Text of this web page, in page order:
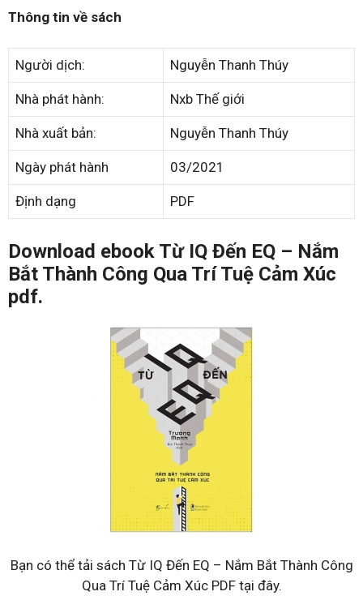
Thông tin về sách
Người dịch: Nguyễn Thanh Thúy
Nhà phát hành: Nxb Thế giới
Nhà xuất bản: Nguyễn Thanh Thúy
Ngày phát hành 03/2021
Định dạng PDF
Download ebook Từ IQ Đến EQ – Nắm
Bắt Thành Công Qua Trí Tuệ Cảm Xúc
pdf.
Bạn có thể tải sách Từ IQ Đến EQ – Nắm Bắt Thành Công
Qua Trí Tuệ Cảm Xúc PDF tại đây.